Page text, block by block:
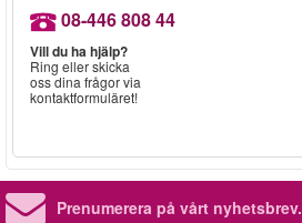
08-446 808 44
Vill du ha hjälp?
Ring eller skicka
oss dina frågor via
kontaktformuläret!
Prenumerera på vårt nyhetsbrev.